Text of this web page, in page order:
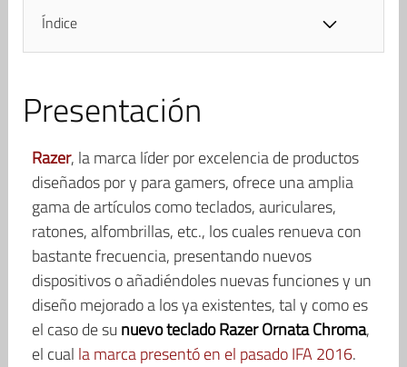
Índice
Presentación
Razer, la marca líder por excelencia de productos
diseñados por y para gamers, ofrece una amplia
gama de artículos como teclados, auriculares,
ratones, alfombrillas, etc., los cuales renueva con
bastante frecuencia, presentando nuevos
dispositivos o añadiéndoles nuevas funciones y un
diseño mejorado a los ya existentes, tal y como es
el caso de su nuevo teclado Razer Ornata Chroma,
el cual la marca presentó en el pasado IFA 2016.